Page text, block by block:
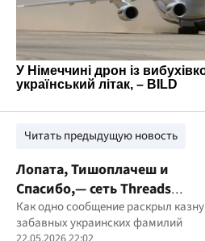
Читать предыдущую новость
Лопата, Тишоплачеш и
Спасибо,— сеть Threads
взорвалась забавными
фамилиями после
Как одно сообщение раскрыл казну
забавных украинских фамилий